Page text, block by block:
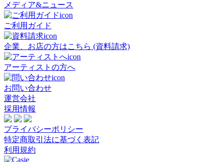
メディア&ニュース
ご利用ガイド
企業、お店の方はこちら (資料請求)
アーティストの方へ
お問い合わせ
運営会社
採用情報
プライバシーポリシー
特定商取引法に基づく表記
利用規約